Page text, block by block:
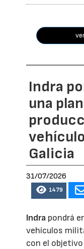
Indra
una
Galicia
31/07/2026
1479
Indra pondrá
vehículos
con el objetivo